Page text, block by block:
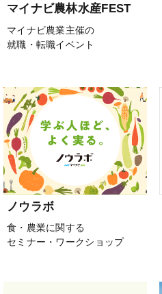
マイナビ農林水産FEST
マイナビ農業主催の
就職・転職イベント
ノウラボ
食・農業に関する
セミナー・ワークショップ